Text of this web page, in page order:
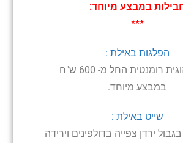
במבצע מיוחד:
***
הפלגות באילת :
הפלגה זוגית רומנטית החל מ- 600 ש"ח
במבצע מיוחד.
שייט באילת :
ירדן צפייה בדולפינים וירידה